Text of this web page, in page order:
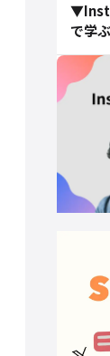
で学ぶ